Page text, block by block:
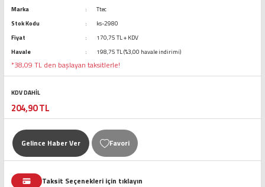
Marka
Ttec
Stok Kodu
ks-2980
Fiyat
170,75 TL + KDV
Havale
198,75 TL (%3,00 havale indirimi)
*38,09 TL den başlayan taksitlerle!
KDV DAHİL
204,90 TL
Gelince Haber Ver
Taksit Seçenekleri için tıklayın